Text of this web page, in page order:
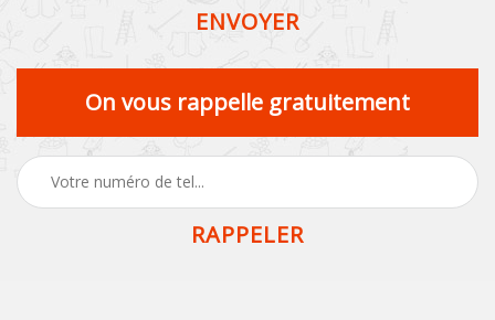
On vous rappelle gratuitement